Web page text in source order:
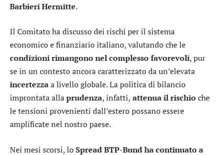
Barbieri Hermitte.
Il Comitato ha discusso dei rischi per il sistema
economico e finanziario italiano, valutando che le
condizioni rimangono nel complesso favorevoli, pur
se in un contesto ancora caratterizzato da un’elevata
incertezzaa livello globale. La politica di bilancio
improntata allaprudenza, infatti, attenua il rischio che
le tensioni provenienti dall’estero possano essere
amplificate nel nostro paese.
Nei mesi scorsi, loSpread BTP-Bund ha continuato a